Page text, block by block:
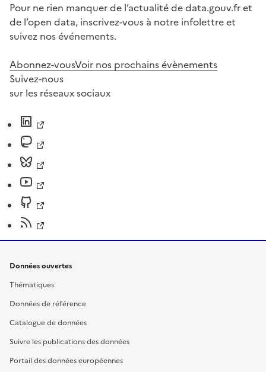
Pour ne rien manquer de l’actualité de data.gouv.fr et
de l’open data, inscrivez-vous à notre infolettre et
suivez nos événements.
Abonnez-vousVoir nos prochains évènements
Suivez-nous
sur les réseaux sociaux
Données ouvertes
Thématiques
Données de référence
Catalogue de données
Suivre les publications des données
Portail des données européennes